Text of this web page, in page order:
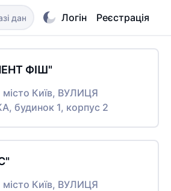
Логін Реєстрація
ФІШ"
місто Київ, ВУЛИЦЯ
будинок 1, корпус 2
місто Київ, ВУЛИЦЯ